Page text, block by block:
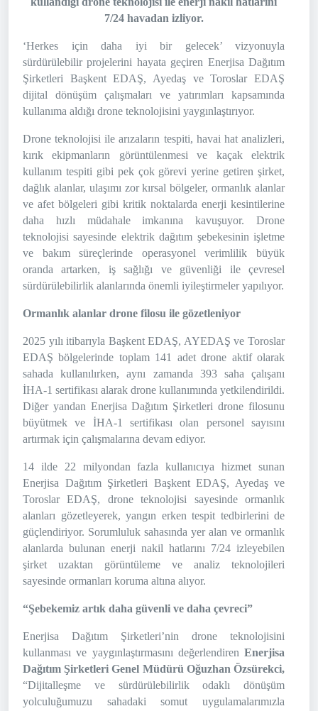
7/24 havadan izliyor.
‘Herkes için daha iyi bir gelecek’ vizyonuyla
sürdürülebilir projelerini hayata geçiren Enerjisa Dağıtım
Şirketleri Başkent EDAŞ, Ayedaş ve Toroslar EDAŞ
dijital dönüşüm çalışmaları ve yatırımları kapsamında
kullanıma aldığı drone teknolojisini yaygınlaştırıyor.
Drone teknolojisi ile arızaların tespiti, havai hat analizleri,
kırık ekipmanların görüntülenmesi ve kaçak elektrik
kullanım tespiti gibi pek çok görevi yerine getiren şirket,
dağlık alanlar, ulaşımı zor kırsal bölgeler, ormanlık alanlar
ve afet bölgeleri gibi kritik noktalarda enerji kesintilerine
daha hızlı müdahale imkanına kavuşuyor. Drone
teknolojisi sayesinde elektrik dağıtım şebekesinin işletme
ve bakım süreçlerinde operasyonel verimlilik büyük
oranda artarken, iş sağlığı ve güvenliği ile çevresel
sürdürülebilirlik alanlarında önemli iyileştirmeler yapılıyor.
Ormanlık alanlar drone filosu ile gözetleniyor
2025 yılı itibarıyla Başkent EDAŞ, AYEDAŞ ve Toroslar
EDAŞ bölgelerinde toplam 141 adet drone aktif olarak
sahada kullanılırken, aynı zamanda 393 saha çalışanı
İHA-1 sertifikası alarak drone kullanımında yetkilendirildi.
Diğer yandan Enerjisa Dağıtım Şirketleri drone filosunu
büyütmek ve İHA-1 sertifikası olan personel sayısını
artırmak için çalışmalarına devam ediyor.
14 ilde 22 milyondan fazla kullanıcıya hizmet sunan
Enerjisa Dağıtım Şirketleri Başkent EDAŞ, Ayedaş ve
Toroslar EDAŞ, drone teknolojisi sayesinde ormanlık
alanları gözetleyerek, yangın erken tespit tedbirlerini de
güçlendiriyor. Sorumluluk sahasında yer alan ve ormanlık
alanlarda bulunan enerji nakil hatlarını 7/24 izleyebilen
şirket uzaktan görüntüleme ve analiz teknolojileri
sayesinde ormanları koruma altına alıyor.
“Şebekemiz artık daha güvenli ve daha çevreci”
Enerjisa Dağıtım Şirketleri’nin drone teknolojisini
kullanması ve yaygınlaştırmasını değerlendiren Enerjisa
Dağıtım Şirketleri Genel Müdürü Oğuzhan Özsürekci,
“Dijitalleşme ve sürdürülebilirlik odaklı dönüşüm
yolculuğumuzu sahadaki somut uygulamalarımızla